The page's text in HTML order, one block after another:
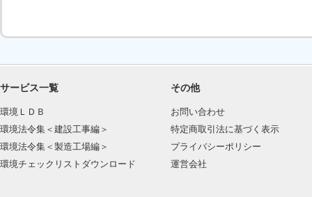
サービス一覧
環境ＬＤＢ
環境法令集＜建設工事編＞
環境法令集＜製造工場編＞
環境チェックリストダウンロード
その他
お問い合わせ
特定商取引法に基づく表示
プライバシーポリシー
運営会社